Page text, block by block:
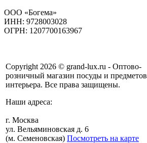
ООО «Богема»
ИНН: 9728003028
ОГРН: 1207700163967
Copyright 2026 © grand-lux.ru - Оптово-
розничный магазин посуды и предметов
интерьера. Все права защищены.
Наши адреса:
г. Москва
ул. Вельяминовская д. 6
(м. Семеновская) Посмотреть на карте